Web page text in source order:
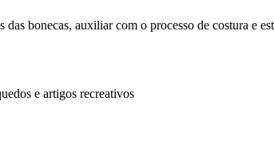
das bonecas, auxiliar com o processo de costura e
e artigos recreativos